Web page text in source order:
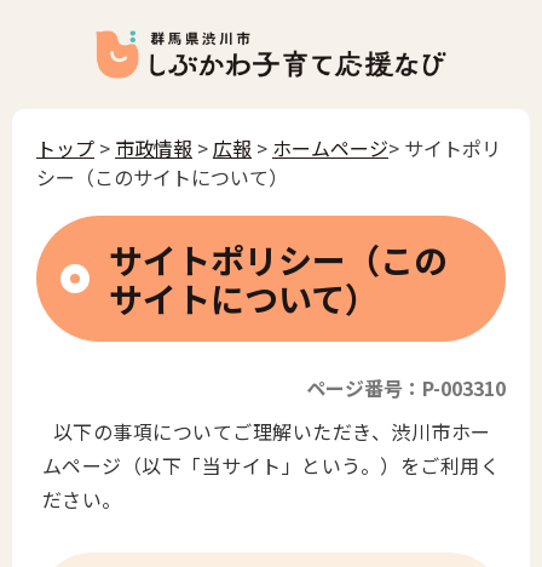
トップ > 市政情報 >広報 > ホームページ> サイトポリ
シー（このサイトについて）
サイトポリシー（この
サイトについて）
ページ番号：P-003310
以下の事項についてご理解いただき、渋川市ホー
ムページ（以下「当サイト」という。）をご利用く
ださい。